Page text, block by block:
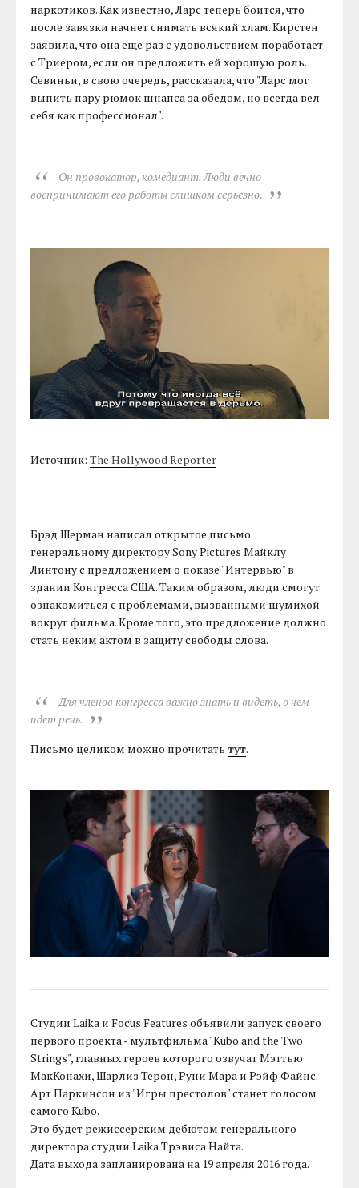
наркотиков. Как известно, Ларс теперь боится, что
после завязки начнет снимать всякий хлам. Кирстен
заявила, что она еще раз с удовольствием поработает
с Триером, если он предложить ей хорошую роль.
Севиньи, в свою очередь, рассказала, что "Ларс мог
выпить пару рюмок шнапса за обедом, но всегда вел
себя как профессионал".
Он провокатор, комедиант. Люди вечно
воспринимают его работы слишком серьезно.
Источник:The Hollywood Reporter
Брэд Шерман написал открытое письмо
генеральному директору Sony Pictures Майклу
Линтону с предложением о показе "Интервью" в
здании Конгресса США. Таким образом, люди смогут
ознакомиться с проблемами, вызванными шумихой
вокруг фильма. Кроме того, это предложение должно
стать неким актом в защиту свободы слова.
Для членов конгресса важно знать и видеть, о чем
идет речь.
Письмо целиком можно прочитатьтут.
Студии Laika и Focus Features объявили запуск своего
первого проекта - мультфильма "Kubo and the Two
Strings", главных героев которого озвучат Мэттью
МакКонахи, Шарлиз Терон, Руни Мара и Рэйф Файнс.
Арт Паркинсон из "Игры престолов" станет голосом
самого Kubo.
Это будет режиссерским дебютом генерального
директора студии Laika Трэвиса Найта.
Дата выхода запланирована на 19 апреля 2016 года.